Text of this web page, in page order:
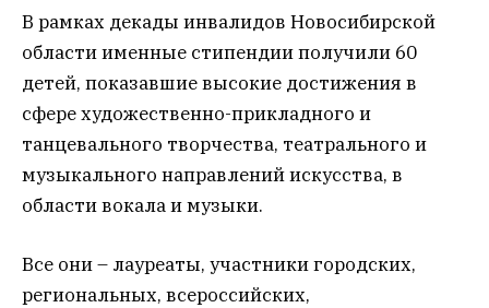
В рамках декады инвалидов Новосибирской
области именные стипендии получили 60
детей, показавшие высокие достижения в
сфере художественно-прикладного и
танцевального творчества, театрального и
музыкального направлений искусства, в
области вокала и музыки.
Все они – лауреаты, участники городских,
региональных, всероссийских,